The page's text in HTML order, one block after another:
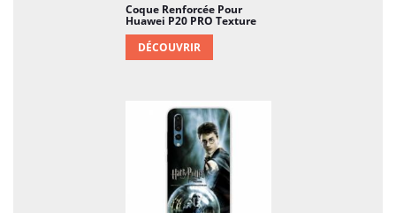
Coque Renforcée Pour
Huawei P20 PRO Texture
DÉCOUVRIR